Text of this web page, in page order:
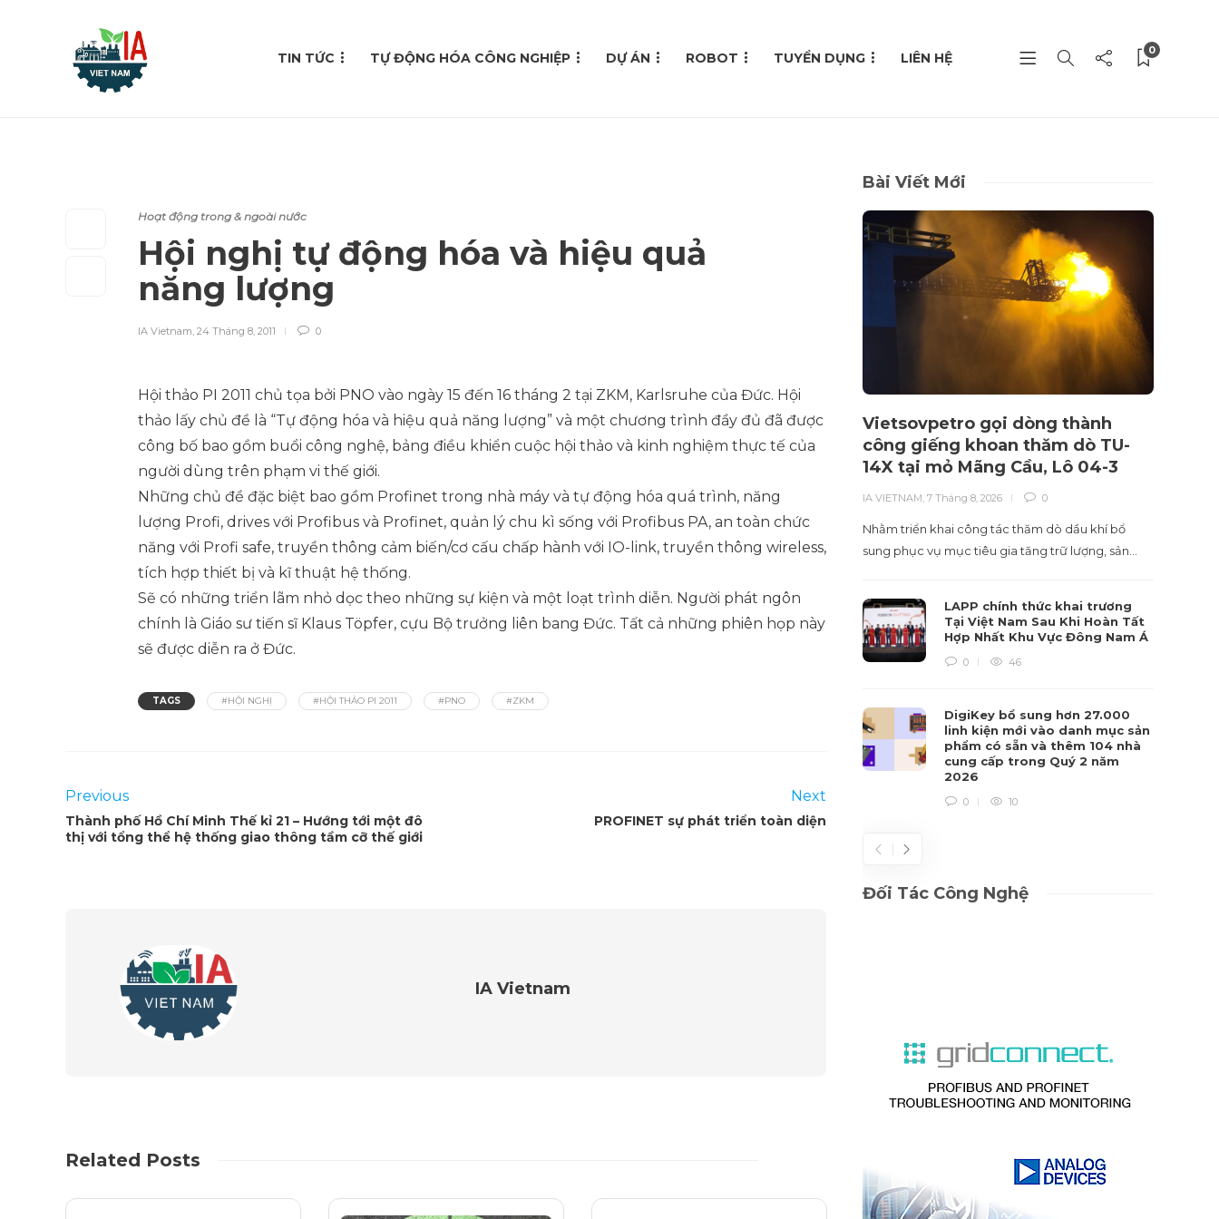
TIN TỨC TỰ ĐỘNG HÓA CÔNG NGHIỆP DỰ ÁN ROBOT TUYỂN DỤNG LIÊN HỆ 0
Hoạt động trong & ngoài nước
Hội nghị tự động hóa và hiệu quả
năng lượng
IA Vietnam, 24 Tháng 8, 2011 0
Hội thảo PI 2011 chủ tọa bởi PNO vào ngày 15 đến 16 tháng 2 tại ZKM, Karlsruhe của Đức. Hội
thảo lấy chủ đề là “Tự động hóa và hiệu quả năng lượng” và một chương trình đầy đủ đã được
công bố bao gồm buổi công nghệ, bảng điều khiển cuộc hội thảo và kinh nghiệm thực tế của
người dùng trên phạm vi thế giới.
Những chủ đề đặc biệt bao gồm Profinet trong nhà máy và tự động hóa quá trình, năng
lượng Profi, drives với Profibus và Profinet, quản lý chu kì sống với Profibus PA, an toàn chức
năng với Profi safe, truyền thông cảm biến/cơ cấu chấp hành với IO-link, truyền thông wireless,
tích hợp thiết bị và kĩ thuật hệ thống.
Sẽ có những triển lãm nhỏ dọc theo những sự kiện và một loạt trình diễn. Người phát ngôn
chính là Giáo sư tiến sĩ Klaus Töpfer, cựu Bộ trưởng liên bang Đức. Tất cả những phiên họp này
sẽ được diễn ra ở Đức.
TAGS #HỘI NGHỊ #HỘI THẢO PI 2011 #PNO #ZKM
Previous
Thành phố Hồ Chí Minh Thế kỉ 21 – Hướng tới một đô
thị với tổng thể hệ thống giao thông tầm cỡ thế giới
Next
PROFINET sự phát triển toàn diện
IA Vietnam
Related Posts
Bài Viết Mới
Vietsovpetro gọi dòng thành
công giếng khoan thăm dò TU-
14X tại mỏ Mãng Cầu, Lô 04-3
IA VIETNAM ,7 Tháng 8, 2026 0
Nhằm triển khai công tác thăm dò dầu khí bổ
sung phục vụ mục tiêu gia tăng trữ lượng, sản…
LAPP chính thức khai trương
Tại Việt Nam Sau Khi Hoàn Tất
Hợp Nhất Khu Vực Đông Nam Á
0 46
DigiKey bổ sung hơn 27.000
linh kiện mới vào danh mục sản
phẩm có sẵn và thêm 104 nhà
cung cấp trong Quý 2 năm
2026
0 10
Đối Tác Công Nghệ